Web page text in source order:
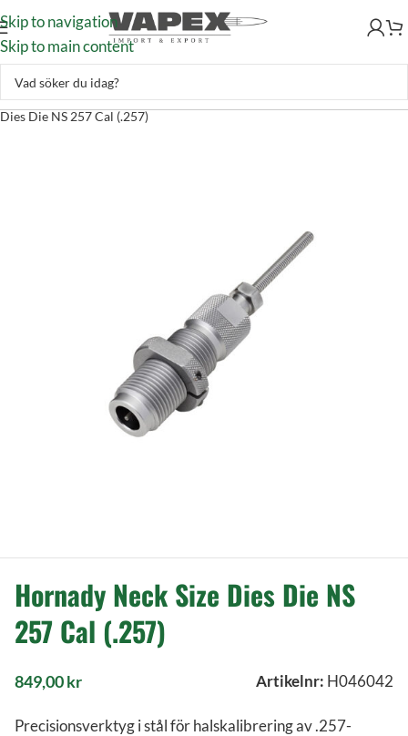
Skip to navigation
Skip to main content
Handladdning–Laddverktyg–Gevärsverktyg–Hornady Neck Size
Dies Die NS 257 Cal (.257)
Hornady Neck Size Dies Die NS
257 Cal (.257)
849,00kr Artikelnr: H046042
Precisionsverktyg i stål för halskalibrering av .257-